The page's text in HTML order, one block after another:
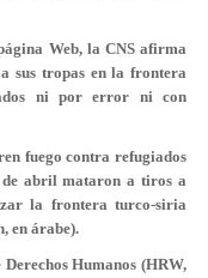
Web, la CNS afirma
sus tropas en la frontera
ni por error ni con
fuego contra refugiados
de abril mataron a tiros a
la frontera turco-siria
en árabe).
Humanos (HRW,